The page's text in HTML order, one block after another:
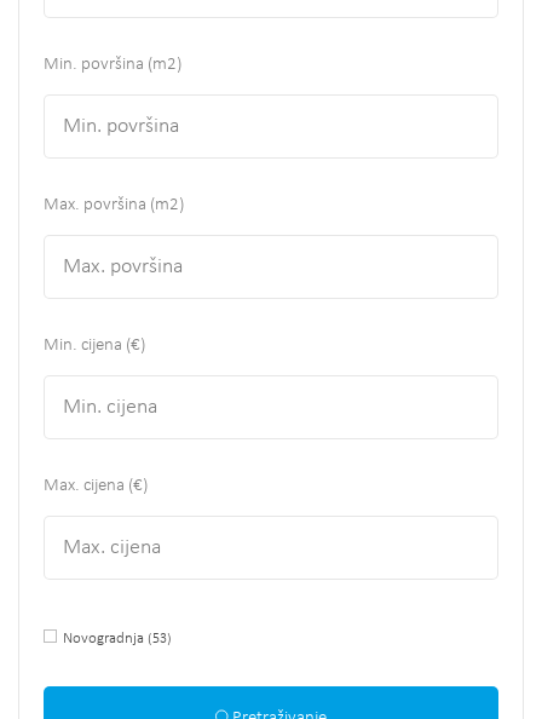
Min. površina (m2)
Max. površina (m2)
Min. cijena (€)
Max. cijena (€)
Novogradnja (53)